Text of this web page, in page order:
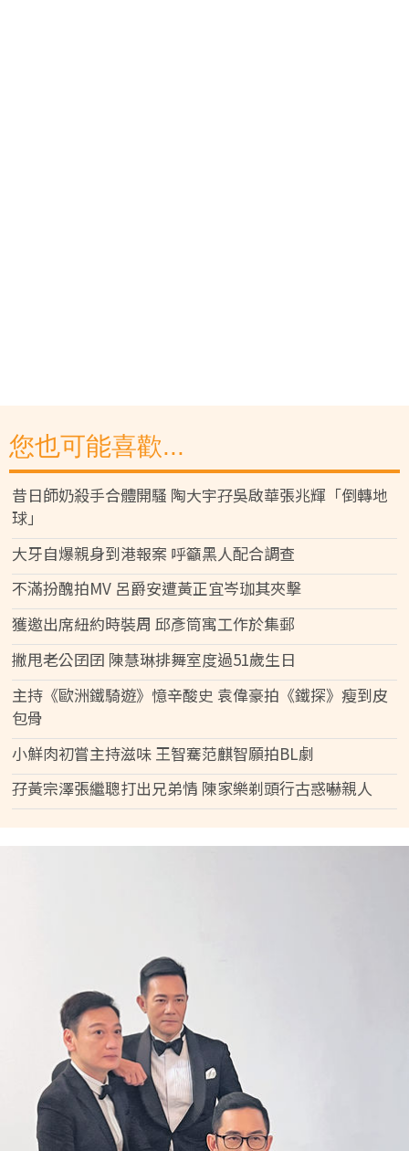
您也可能喜歡...
昔日師奶殺手合體開騷 陶大宇孖吳啟華張兆輝「倒轉地
球」
大牙自爆親身到港報案 呼籲黑人配合調查
不滿扮醜拍MV 呂爵安遭黃正宜岑珈其夾擊
獲邀出席紐約時裝周 邱彥筒寓工作於集郵
撇甩老公囝囝 陳慧琳排舞室度過51歲生日
主持《歐洲鐵騎遊》憶辛酸史 袁偉豪拍《鐵探》瘦到皮
包骨
小鮮肉初嘗主持滋味 王智騫范麒智願拍BL劇
孖黃宗澤張繼聰打出兄弟情 陳家樂剃頭行古惑嚇親人